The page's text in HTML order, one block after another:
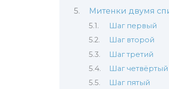
Митенки двумя
Шаг первый
Шаг второй
Шаг третий
Шаг четвёртый
Шаг пятый